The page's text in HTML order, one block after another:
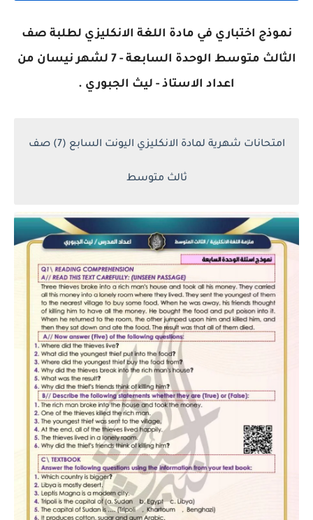
نموذج اختباري في مادة اللغة الانكليزي لطلبة صف
الثالث متوسط الوحدة السابعة - 7 لشهر نيسان من
اعداد الاستاذ - ليث الجبوري .
امتحانات شهرية لمادة الانكليزي اليونت السابع (7) صف
ثالث متوسط